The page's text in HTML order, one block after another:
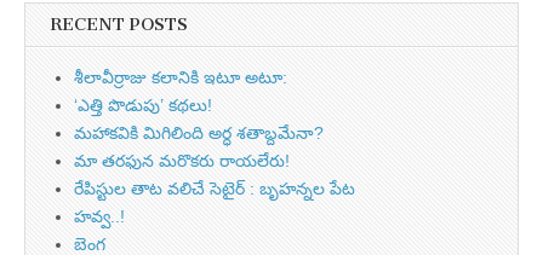
RECENT POSTS
శీలావీర్రాజు కలానికి ఇటూ అటూ:
‘ఎత్తి పొడుపు’ కథలు!
మహాకవికి మిగిలింది అర్ధ శతాబ్దమేనా?
మా తరఫున మరొకరు రాయలేరు!
రేపిస్టుల తాట వలిచే సెటైర్ : బృహన్నల పేట
హవ్వ..!
బెంగ